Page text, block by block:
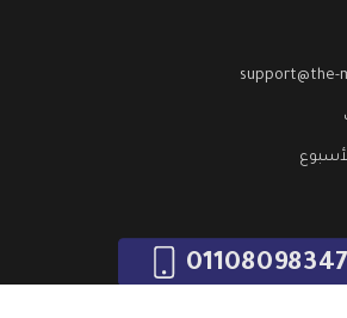
support@the-
01108098347